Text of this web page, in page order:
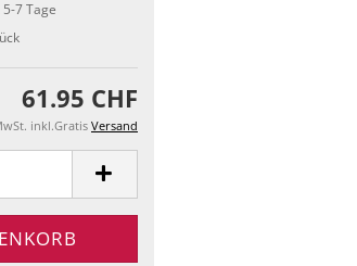
5-7 Tage
61.95 CHF
inkl.Gratis Versand